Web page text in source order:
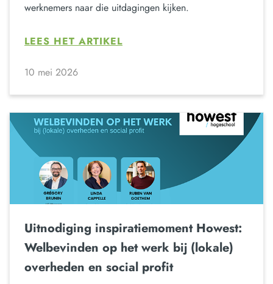
werknemers naar die uitdagingen kijken.
LEES HET ARTIKEL
10 mei 2026
Uitnodiging inspiratiemoment Howest:
Welbevinden op het werk bij (lokale)
overheden en social profit